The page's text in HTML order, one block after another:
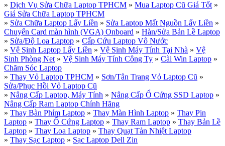
» Dịch Vụ Sửa Chữa Laptop TPHCM » Mua Laptop Cũ Giá Tốt »
Giá Sửa Chữa Laptop TPHCM
» Sửa Chữa Laptop Lấy Liền » Sửa Laptop Mất Nguồn Lấy Liền »
Chuyển Card màn hình (VGA) Onboard » Hàn/Sửa Bản Lề Laptop
» Sửa/Độ Loa Laptop » Cấp Cứu Laptop Vô Nước
» Vệ Sinh Laptop Lấy Liền » Vệ Sinh Máy Tính Tại Nhà » Vệ
Sinh Phòng Net » Vệ Sinh Máy Tính Công Ty » Cài Win Laptop »
Chăm Sóc Laptop
» Thay Vỏ Laptop TPHCM » Sơn/Tân Trang Vỏ Laptop Cũ »
Sửa/Phục Hồi Vỏ Laptop Cũ
» Nâng Cấp Laptop, Máy Tính » Nâng Cấp Ổ Cứng SSD Laptop »
Nâng Cấp Ram Laptop Chính Hãng
» Thay Bàn Phím Laptop » Thay Màn Hình Laptop » Thay Pin
Laptop » Thay Ổ Cứng Laptop » Thay Ram Laptop » Thay Bản Lề
Laptop » Thay Loa Laptop » Thay Quạt Tản Nhiệt Laptop
» Thay Sạc Laptop » Sạc Laptop Dell Zin